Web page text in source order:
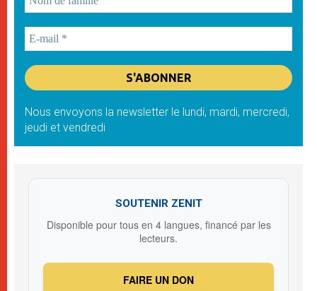
Nous envoyons la newsletter le lundi, mardi, mercredi,
jeudi et vendredi
SOUTENIR ZENIT
Disponible pour tous en 4 langues, financé par les
lecteurs.
FAIRE UN DON